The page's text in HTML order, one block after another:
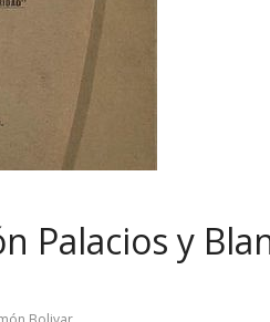
Palacios y